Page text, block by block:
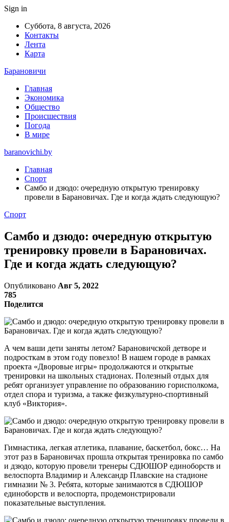
Sign in
Суббота, 8 августа, 2026
Контакты
Лента
Карта
Барановичи
Главная
Экономика
Общество
Происшествия
Погода
В мире
baranovichi.by
Главная
Спорт
Самбо и дзюдо: очередную открытую тренировку
провели в Барановичах. Где и когда ждать следующую?
Спорт
Самбо и дзюдо: очередную открытую
тренировку провели в Барановичах.
Где и когда ждать следующую?
Опубликовано Авг 5, 2022
785
Поделится
А чем ваши дети заняты летом? Барановичской детворе и
подросткам в этом году повезло! В нашем городе в рамках
проекта «Дворовые игры» продолжаются и открытые
тренировки на школьных стадионах. Полезный отдых для
ребят организует управление по образованию горисполкома,
отдел спора и туризма, а также физкультурно-спортивный
клуб «Виктория».
Гимнастика, легкая атлетика, плавание, баскетбол, бокс… На
этот раз в Барановичах прошла открытая тренировка по самбо
и дзюдо, которую провели тренеры СДЮШОР единоборств и
велоспорта Владимир и Александр Плавские на стадионе
гимназии № 3. Ребята, которые занимаются в СДЮШОР
единоборств и велоспорта, продемонстрировали
показательные выступления.